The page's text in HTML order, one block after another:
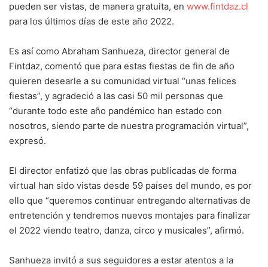
pueden ser vistas, de manera gratuita, en www.fintdaz.cl
para los últimos días de este año 2022.
Es así como Abraham Sanhueza, director general de
Fintdaz, comentó que para estas fiestas de fin de año
quieren desearle a su comunidad virtual “unas felices
fiestas”, y agradeció a las casi 50 mil personas que
“durante todo este año pandémico han estado con
nosotros, siendo parte de nuestra programación virtual”,
expresó.
El director enfatizó que las obras publicadas de forma
virtual han sido vistas desde 59 países del mundo, es por
ello que “queremos continuar entregando alternativas de
entretención y tendremos nuevos montajes para finalizar
el 2022 viendo teatro, danza, circo y musicales”, afirmó.
Sanhueza invitó a sus seguidores a estar atentos a la